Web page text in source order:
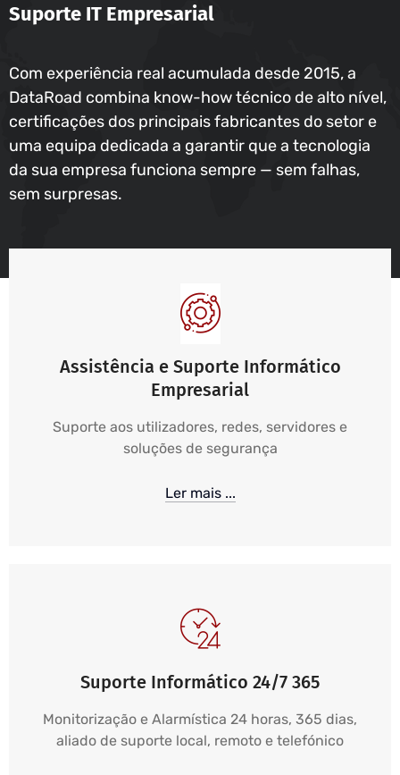
Suporte IT Empresarial
Com experiência real acumulada desde 2015, a
DataRoad combina know-how técnico de alto nível,
certificações dos principais fabricantes do setor e
uma equipa dedicada a garantir que a tecnologia
da sua empresa funciona sempre — sem falhas,
sem surpresas.
Assistência e Suporte Informático
Empresarial
Suporte aos utilizadores, redes, servidores e
soluções de segurança
Ler mais ...
Suporte Informático 24/7 365
Monitorização e Alarmística 24 horas, 365 dias,
aliado de suporte local, remoto e telefónico